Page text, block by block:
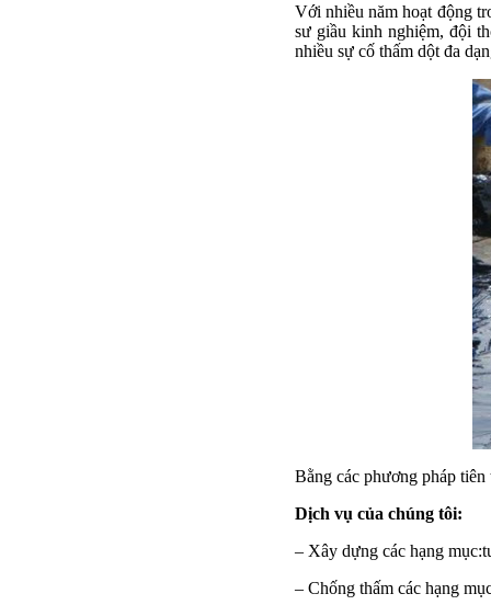
Với nhiều năm hoạt động
sư giầu kinh nghiệm, đội
nhiều sự cố thấm dột đa
Bằng các phương pháp
Dịch vụ của chúng tôi:
– Xây dựng các hạng
– Chống thấm các hạng